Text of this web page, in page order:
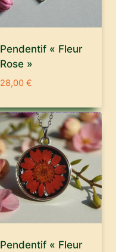
Pendentif « Fleur
Rose »
28,00 €
Pendentif « Fleur